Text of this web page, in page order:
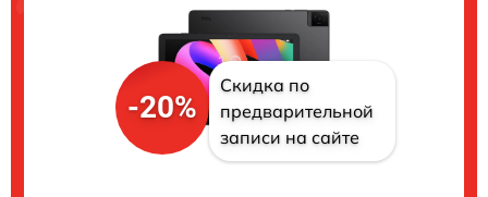
-20%
Скидка по
предварительной
записи на сайте